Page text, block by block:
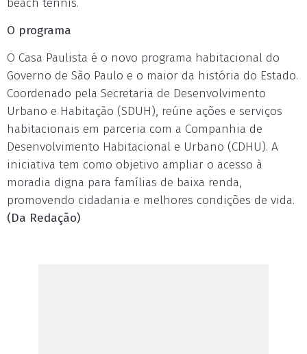
beach tennis.
O programa
O Casa Paulista é o novo programa habitacional do
Governo de São Paulo e o maior da história do Estado.
Coordenado pela Secretaria de Desenvolvimento
Urbano e Habitação (SDUH), reúne ações e serviços
habitacionais em parceria com a Companhia de
Desenvolvimento Habitacional e Urbano (CDHU). A
iniciativa tem como objetivo ampliar o acesso à
moradia digna para famílias de baixa renda,
promovendo cidadania e melhores condições de vida.
(Da Redação)